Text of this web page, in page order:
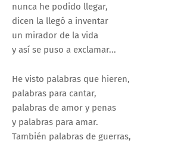
nunca he podido llegar,
dicen la llegó a inventar
un mirador de la vida
y así se puso a exclamar...
He visto palabras que hieren,
palabras para cantar,
palabras de amor y penas
y palabras para amar.
También palabras de guerras,